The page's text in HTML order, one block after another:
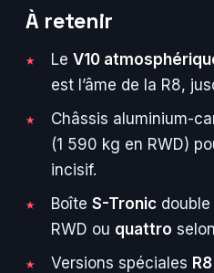
À retenir
Le V10
est l’âme de la R8,
Châssis aluminium-
(1 590 kg en RWD)
incisif.
Boîte S-Tronic
RWD ou quattro
Versions spéciales